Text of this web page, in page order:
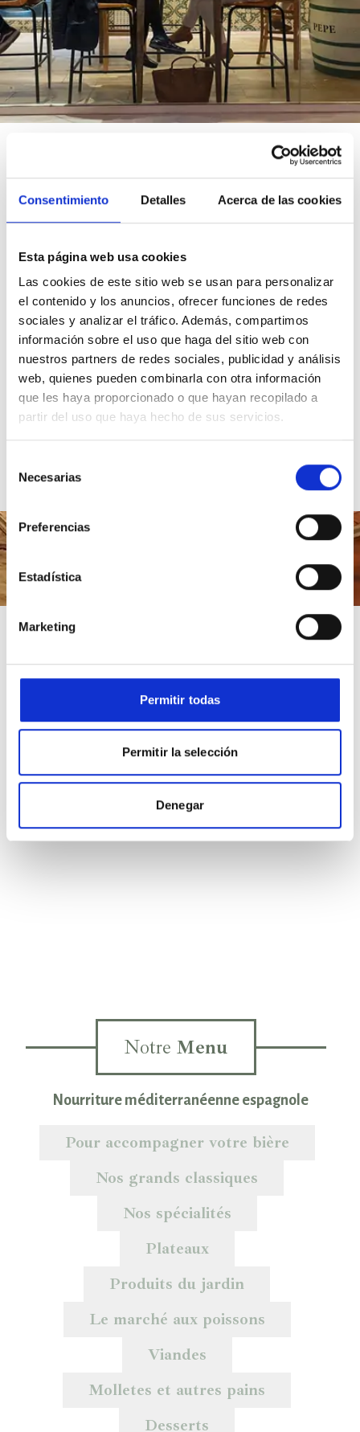
Consentimiento Detalles Acerca de las cookies
Esta página web usa cookies
Las cookies de este sitio web se usan para personalizar
el contenido y los anuncios, ofrecer funciones de redes
sociales y analizar el tráfico. Además, compartimos
información sobre el uso que haga del sitio web con
nuestros partners de redes sociales, publicidad y análisis
web, quienes pueden combinarla con otra información
que les haya proporcionado o que hayan recopilado a
partir del uso que haya hecho de sus servicios.
Necesarias
Preferencias
Estadística
Marketing
Permitir todas
Permitir la selección
Denegar
Réservations et
commandes
Réservez votre restaurant en ligne ou profitez de la
meilleure cuisine andalouse à la maison
Réserve
À la maison!
Notre Menu
Nourriture méditerranéenne espagnole
Pour accompagner votre bière
Nos grands classiques
Nos spécialités
Croquettes
Plateaux
Produits du jardin
Le marché aux poissons
Poissons frit á la gaditana
Viandes
Molletes et autres pains
Desserts